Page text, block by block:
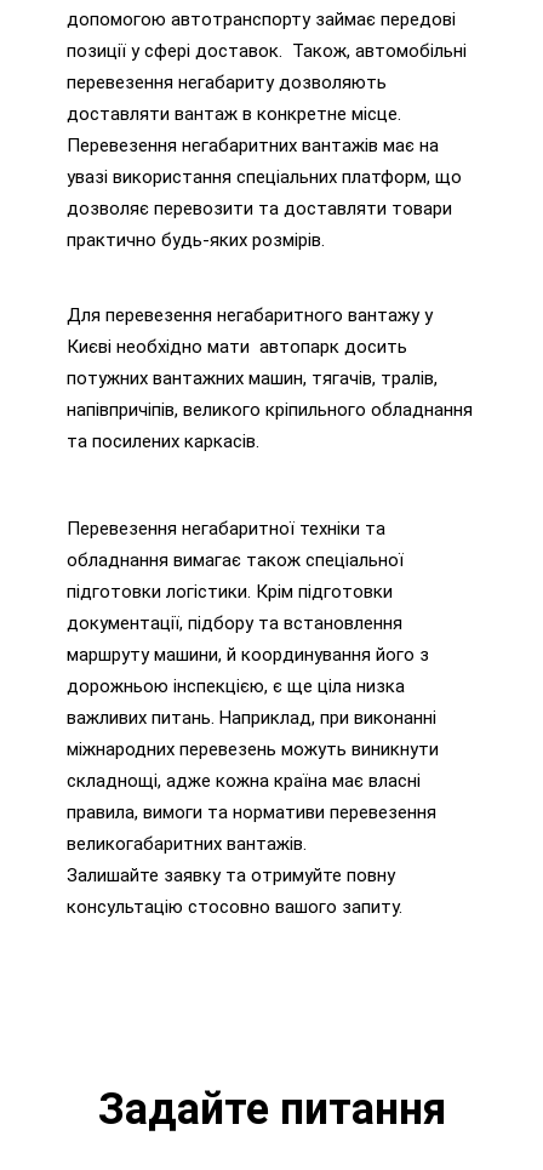
допомогою автотранспорту займає передові
позиції у сфері доставок. Також, автомобільні
перевезення негабариту дозволяють
доставляти вантаж в конкретне місце.
Перевезення негабаритних вантажів має на
увазі використання спеціальних платформ, що
дозволяє перевозити та доставляти товари
практично будь-яких розмірів.
Для перевезення негабаритного вантажу у
Києві необхідно мати автопарк досить
потужних вантажних машин, тягачів, тралів,
напівпричіпів, великого кріпильного обладнання
та посилених каркасів.
Перевезення негабаритної техніки та
обладнання вимагає також спеціальної
підготовки логістики. Крім підготовки
документації, підбору та встановлення
маршруту машини, й координування його з
дорожньою інспекцією, є ще ціла низка
важливих питань. Наприклад, при виконанні
міжнародних перевезень можуть виникнути
складнощі, адже кожна країна має власні
правила, вимоги та нормативи перевезення
великогабаритних вантажів.
Залишайте заявку та отримуйте повну
консультацію стосовно вашого запиту.
Задайте питання